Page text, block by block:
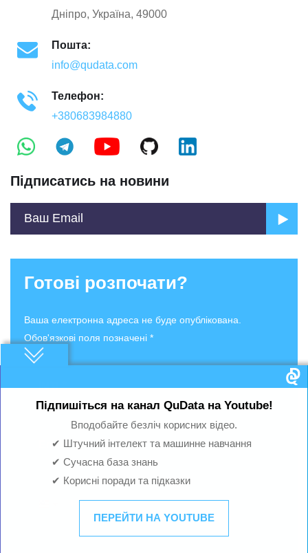
Підпишіться на канал QuData на Youtube!
Вподобайте безліч корисних відео.
✔ Штучний інтелект та машинне навчання
✔ Сучасна база знань
✔ Корисні поради та підказки
ПЕРЕЙТИ НА YOUTUBE
Дніпро, Україна, 49000
Пошта:
info@qudata.com
Телефон:
+380683984880
Підписатись на новини
Готові розпочати?
Ваша електронна адреса не буде опублікована.
Обов'язкові поля позначені *